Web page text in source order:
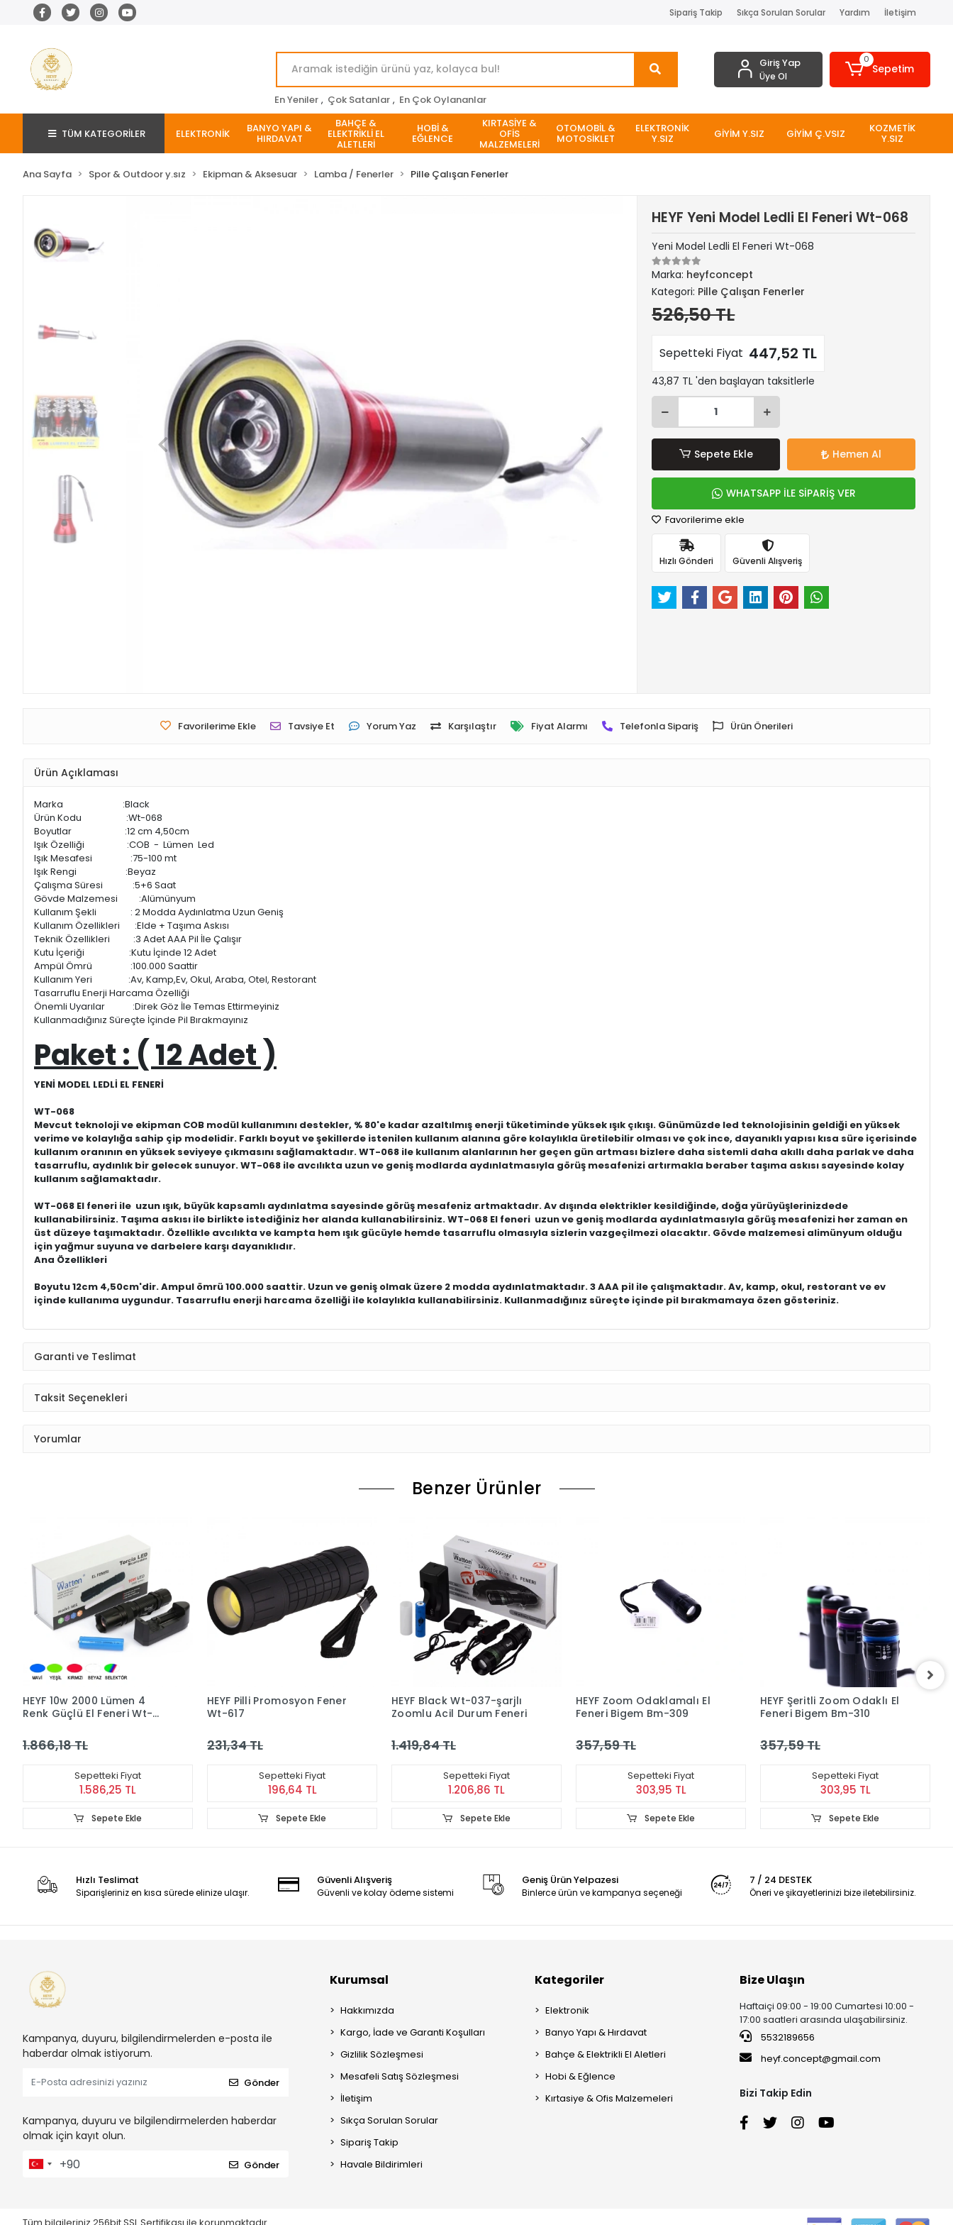
Sipariş Takip Sıkça Sorulan Sorular Yardım İletişim
En Yeniler , Çok Satanlar , En Çok Oylananlar
Giriş Yap
Üye Ol
0
Sepetim
TÜM KATEGORİLER ELEKTRONİK BANYO YAPI &
HIRDAVAT
BAHÇE &
ELEKTRİKLİ EL
ALETLERİ
HOBİ &
EĞLENCE
KIRTASİYE &
OFİS
MALZEMELERİ
OTOMOBİL &
MOTOSİKLET
ELEKTRONİK
Y.SIZ GİYİM Y.SIZ GİYİM Ç.VSIZ KOZMETİK
Y.SIZ
Ana Sayfa Spor & Outdoor y.sız Ekipman & Aksesuar Lamba / Fenerler Pille Çalışan Fenerler
HEYF Yeni Model Ledli El Feneri Wt-068
Yeni Model Ledli El Feneri Wt-068
Marka: heyfconcept
Kategori: Pille Çalışan Fenerler
526,50 TL
Sepetteki Fiyat 447,52 TL
43,87 TL 'den başlayan taksitlerle
Sepete Ekle Hemen Al
WHATSAPP İLE SİPARİŞ VER
Favorilerime ekle
Hızlı Gönderi Güvenli Alışveriş
Favorilerime Ekle Tavsiye Et Yorum Yaz Karşılaştır Fiyat Alarmı Telefonla Sipariş Ürün Önerileri
Ürün Açıklaması
Marka :Black
Ürün Kodu :Wt-068
Boyutlar :12 cm 4,50cm
Işık Özelliği :COB - Lümen Led
Işık Mesafesi :75-100 mt
Işık Rengi :Beyaz
Çalışma Süresi :5+6 Saat
Gövde Malzemesi :Alümünyum
Kullanım Şekli : 2 Modda Aydınlatma Uzun Geniş
Kullanım Özellikleri :Elde + Taşıma Askısı
Teknik Özellikleri :3 Adet AAA Pil İle Çalışır
Kutu İçeriği :Kutu İçinde 12 Adet
Ampül Ömrü :100.000 Saattir
Kullanım Yeri :Av, Kamp,Ev, Okul, Araba, Otel, Restorant
Tasarruflu Enerji Harcama Özelliği
Önemli Uyarılar :Direk Göz İle Temas Ettirmeyiniz
Kullanmadığınız Süreçte İçinde Pil Bırakmayınız
Paket : ( 12 Adet )
YENİ MODEL LEDLİ EL FENERİ
WT-068
Mevcut teknoloji ve ekipman COB modül kullanımını destekler, % 80'e kadar azaltılmış enerji tüketiminde yüksek ışık çıkışı. Günümüzde led teknolojisinin geldiği en yüksek
verime ve kolaylığa sahip çip modelidir. Farklı boyut ve şekillerde istenilen kullanım alanına göre kolaylıkla üretilebilir olması ve çok ince, dayanıklı yapısı kısa süre içerisinde
kullanım oranının en yüksek seviyeye çıkmasını sağlamaktadır. WT-068 ile kullanım alanlarının her geçen gün artması bizlere daha sistemli daha akıllı daha parlak ve daha
tasarruflu, aydınlık bir gelecek sunuyor. WT-068 ile avcılıkta uzun ve geniş modlarda aydınlatmasıyla görüş mesafenizi artırmakla beraber taşıma askısı sayesinde kolay
kullanım sağlamaktadır.
WT-068 El feneri ile uzun ışık, büyük kapsamlı aydınlatma sayesinde görüş mesafeniz artmaktadır. Av dışında elektrikler kesildiğinde, doğa yürüyüşlerinizdede
kullanabilirsiniz. Taşıma askısı ile birlikte istediğiniz her alanda kullanabilirsiniz. WT-068 El feneri uzun ve geniş modlarda aydınlatmasıyla görüş mesafenizi her zaman en
üst düzeye taşımaktadır. Özellikle avcılıkta ve kampta hem ışık gücüyle hemde tasarruflu olmasıyla sizlerin vazgeçilmezi olacaktır. Gövde malzemesi alimünyum olduğu
için yağmur suyuna ve darbelere karşı dayanıklıdır.
Ana Özellikleri
Boyutu 12cm 4,50cm'dir. Ampul ömrü 100.000 saattir. Uzun ve geniş olmak üzere 2 modda aydınlatmaktadır. 3 AAA pil ile çalışmaktadır. Av, kamp, okul, restorant ve ev
içinde kullanıma uygundur. Tasarruflu enerji harcama özelliği ile kolaylıkla kullanabilirsiniz. Kullanmadığınız süreçte içinde pil bırakmamaya özen gösteriniz.
Garanti ve Teslimat
Taksit Seçenekleri
Yorumlar
Benzer Ürünler
HEYF 10w 2000 Lümen 4
Renk Güçlü El Feneri Wt-
1.866,18 TL
Sepetteki Fiyat
1.586,25 TL
Sepete Ekle
HEYF Pilli Promosyon Fener
Wt-617
231,34 TL
Sepetteki Fiyat
196,64 TL
Sepete Ekle
HEYF Black Wt-037-şarjlı
Zoomlu Acil Durum Feneri
1.419,84 TL
Sepetteki Fiyat
1.206,86 TL
Sepete Ekle
HEYF Zoom Odaklamalı El
Feneri Bigem Bm-309
357,59 TL
Sepetteki Fiyat
303,95 TL
Sepete Ekle
HEYF Şeritli Zoom Odaklı El
Feneri Bigem Bm-310
357,59 TL
Sepetteki Fiyat
303,95 TL
Sepete Ekle
Hızlı Teslimat
Siparişleriniz en kısa sürede elinize ulaşır.
Güvenli Alışveriş
Güvenli ve kolay ödeme sistemi
Geniş Ürün Yelpazesi
Binlerce ürün ve kampanya seçeneği
7 / 24 DESTEK
Öneri ve şikayetlerinizi bize iletebilirsiniz.
Kampanya, duyuru, bilgilendirmelerden e-posta ile
haberdar olmak istiyorum.
Gönder
Kampanya, duyuru ve bilgilendirmelerden haberdar
olmak için kayıt olun.
Gönder
Kurumsal
Hakkımızda
Kargo, İade ve Garanti Koşulları
Gizlilik Sözleşmesi
Mesafeli Satış Sözleşmesi
İletişim
Sıkça Sorulan Sorular
Sipariş Takip
Havale Bildirimleri
Kategoriler
Elektronik
Banyo Yapı & Hırdavat
Bahçe & Elektrikli El Aletleri
Hobi & Eğlence
Kırtasiye & Ofis Malzemeleri
Bize Ulaşın
Haftaiçi 09:00 - 19:00 Cumartesi 10:00 -
17:00 saatleri arasında ulaşabilirsiniz.
5532189656
heyf.concept@gmail.com
Bizi Takip Edin